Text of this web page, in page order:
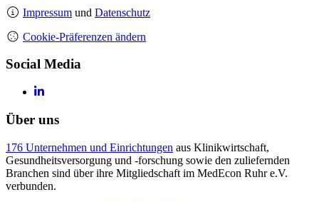
Impressum und Datenschutz
Cookie-Präferenzen ändern
Social Media
Über uns
176 Unternehmen und Einrichtungen aus Klinikwirtschaft,
Gesundheitsversorgung und -forschung sowie den zuliefernden
Branchen sind über ihre Mitgliedschaft im MedEcon Ruhr e.V.
verbunden.